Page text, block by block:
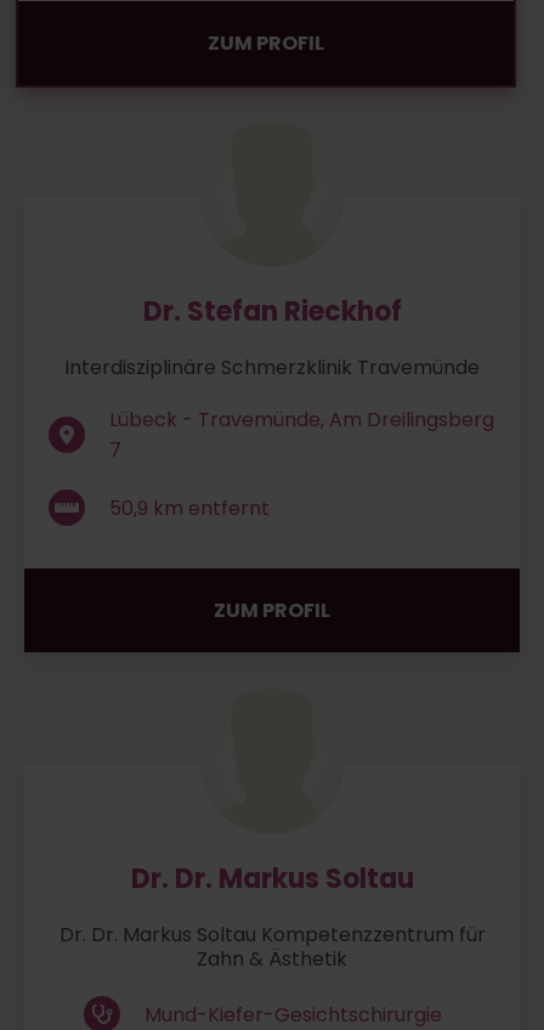
ZUM PROFIL
Dr. Stefan Rieckhof
Interdisziplinäre Schmerzklinik Travemünde
Lübeck - Travemünde, Am Dreilingsberg
7
50,9 km entfernt
ZUM PROFIL
Dr. Dr. Markus Soltau
Dr. Dr. Markus Soltau Kompetenzzentrum für
Zahn & Ästhetik
Mund-Kiefer-Gesichtschirurgie